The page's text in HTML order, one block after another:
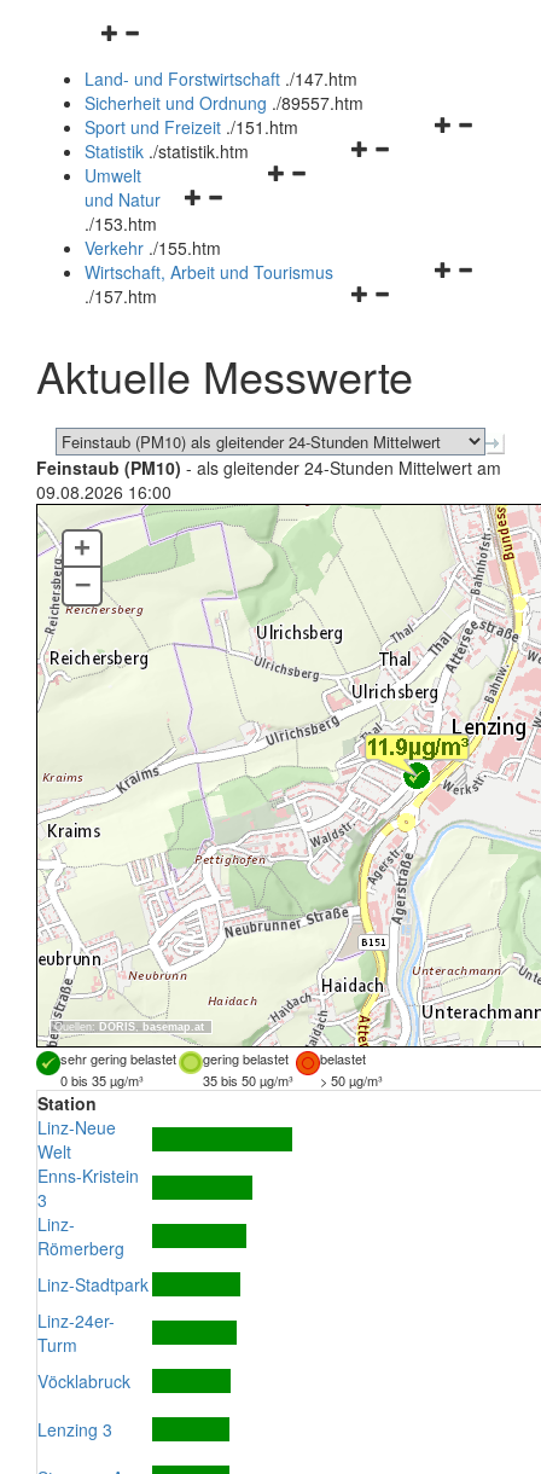
Navigationsmenü
und
schließen
Land- und Forstwirtschaft ./147.htm
Sicherheit und Ordnung ./89557.htm
Navigationsmenü
Sport und Freizeit ./151.htm
Navigationsmenü
Statistik ./statistik.htm
Navigationsmenü
und
schließen
Umwelt
und Natur
./153.htm
Verkehr ./155.htm
Navigationsmenü
schließen
Wirtschaft, Arbeit und Tourismus
./157.htm
Aktuelle Messwerte
Feinstaub (PM10) - als gleitender 24-Stunden Mittelwert am
09.08.2026 16:00
Quellen: DORIS, basemap.at
+
–
sehr gering belastet gering belastet
belastet
0 bis 35 µg/m³
35 bis 50 µg/m³ > 50 µg/m³
Station
Linz-Neue
Welt
Enns-Kristein
3
Linz-
Römerberg
Linz-Stadtpark
Linz-24er-
Turm
Vöcklabruck
Lenzing 3